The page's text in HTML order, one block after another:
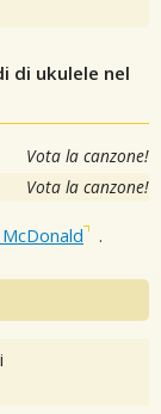
di ukulele nel
Vota la canzone!
Vota la canzone!
.